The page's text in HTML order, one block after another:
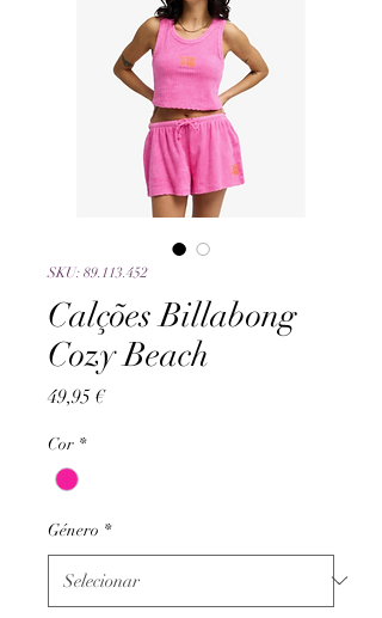
SKU: 89.113.452
Calções Billabong
Cozy Beach
49,95 €Preço
Cor *
Género *